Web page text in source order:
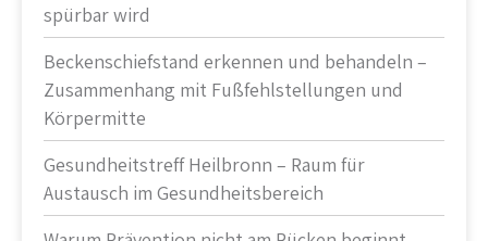
spürbar wird
Beckenschiefstand erkennen und behandeln –
Zusammenhang mit Fußfehlstellungen und
Körpermitte
Gesundheitstreff Heilbronn – Raum für
Austausch im Gesundheitsbereich